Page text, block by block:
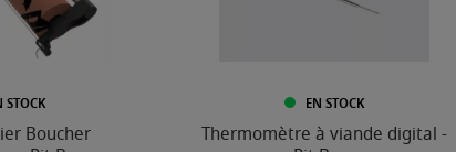
STOCK
Boucher
EN STOCK
Thermomètre à viande digital -